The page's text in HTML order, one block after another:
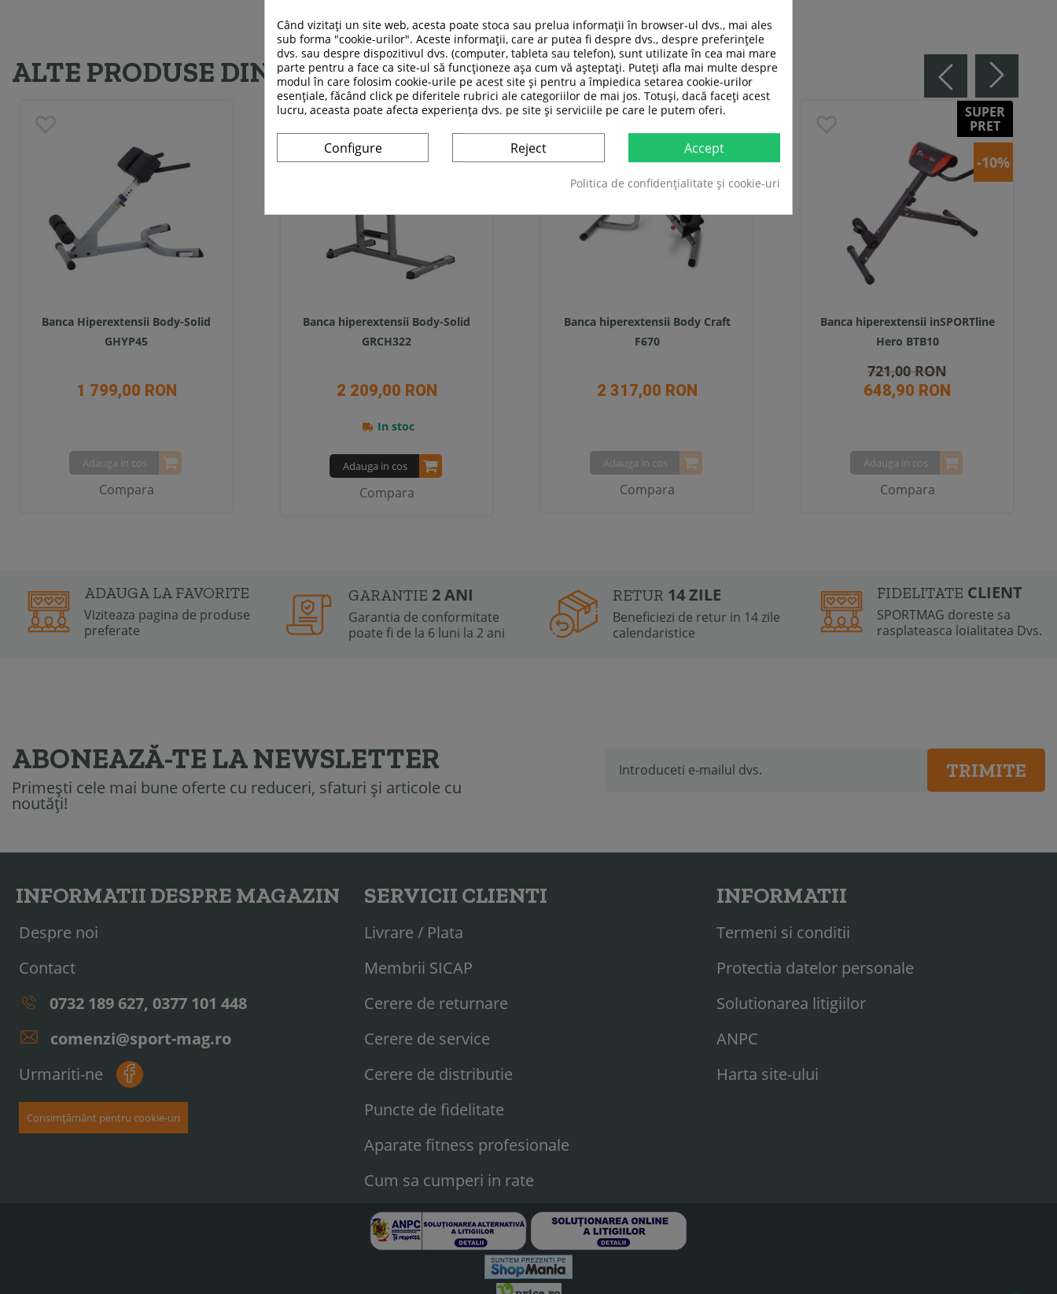
ALTE PRODUSE DIN ACEEASI CATEGORIE:
Banca Hiperextensii Body-Solid
GHYP45
1 799,00 RON
Adauga in cos
Compara
Banca hiperextensii Body-Solid
GRCH322
2 209,00 RON
In stoc
Adauga in cos
Compara
Banca hiperextensii Body Craft
F670
2 317,00 RON
Adauga in cos
Compara
SUPER
PRET
-10%
Banca hiperextensii inSPORTline
Hero BTB10
721,00 RON
648,90 RON
Adauga in cos
Compara
ADAUGA LA FAVORITE
Viziteaza pagina de produse
preferate
GARANTIE 2 ANI
Garantia de conformitate
poate fi de la 6 luni la 2 ani
RETUR 14 ZILE
Beneficiezi de retur in 14 zile
calendaristice
FIDELITATE CLIENT
SPORTMAG doreste sa
rasplateasca loialitatea Dvs.
ABONEAZĂ-TE LA NEWSLETTER
Primești cele mai bune oferte cu reduceri, sfaturi și articole cu
noutăți!
TRIMITE
INFORMATII DESPRE MAGAZIN
Despre noi
Contact
0732 189 627, 0377 101 448
comenzi@sport-mag.ro
Urmariti-ne
Consimțământ pentru cookie-uri
SERVICII CLIENTI
Livrare / Plata
Membrii SICAP
Cerere de returnare
Cerere de service
Cerere de distributie
Puncte de fidelitate
Aparate fitness profesionale
Cum sa cumperi in rate
INFORMATII
Termeni si conditii
Protectia datelor personale
Solutionarea litigiilor
ANPC
Harta site-ului
Când vizitați un site web, acesta poate stoca sau prelua informații în browser-ul dvs., mai ales
sub forma "cookie-urilor". Aceste informații, care ar putea fi despre dvs., despre preferințele
dvs. sau despre dispozitivul dvs. (computer, tableta sau telefon), sunt utilizate în cea mai mare
parte pentru a face ca site-ul să funcționeze așa cum vă așteptați. Puteți afla mai multe despre
modul în care folosim cookie-urile pe acest site și pentru a împiedica setarea cookie-urilor
esențiale, făcând click pe diferitele rubrici ale categoriilor de mai jos. Totuși, dacă faceți acest
lucru, aceasta poate afecta experiența dvs. pe site și serviciile pe care le putem oferi.
Configure Reject Accept
Politica de confidențialitate și cookie-uri